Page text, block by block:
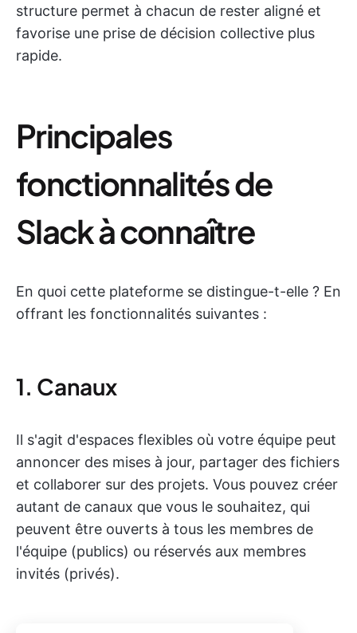
structure permet à chacun de rester aligné et
favorise une prise de décision collective plus
rapide.
Principales
fonctionnalités de
Slack à connaître
En quoi cette plateforme se distingue-t-elle ? En
offrant les fonctionnalités suivantes :
1. Canaux
Il s'agit d'espaces flexibles où votre équipe peut
annoncer des mises à jour, partager des fichiers
et collaborer sur des projets. Vous pouvez créer
autant de canaux que vous le souhaitez, qui
peuvent être ouverts à tous les membres de
l'équipe (publics) ou réservés aux membres
invités (privés).